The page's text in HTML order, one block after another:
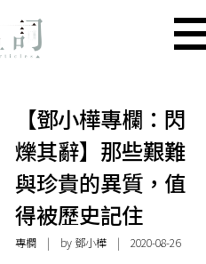
【鄧小樺專欄：閃
爍其辭】那些艱難
與珍貴的異質，值
得被歷史記住
專欄| by鄧小樺| 2020-08-26